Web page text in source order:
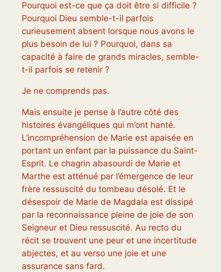
Pourquoi est-ce que ça doit être si difficile ?
Pourquoi Dieu semble-t-il parfois
curieusement absent lorsque nous avons le
plus besoin de lui ? Pourquoi, dans sa
capacité à faire de grands miracles, semble-
t-il parfois se retenir ?
Je ne comprends pas.
Mais ensuite je pense à l’autre côté des
histoires évangéliques qui m’ont hanté.
L’incompréhension de Marie est apaisée en
portant un enfant par la puissance du Saint-
Esprit. Le chagrin abasourdi de Marie et
Marthe est atténué par l’émergence de leur
frère ressuscité du tombeau désolé. Et le
désespoir de Marie de Magdala est dissipé
par la reconnaissance pleine de joie de son
Seigneur et Dieu ressuscité. Au recto du
récit se trouvent une peur et une incertitude
abjectes, et au verso une joie et une
assurance sans fard.